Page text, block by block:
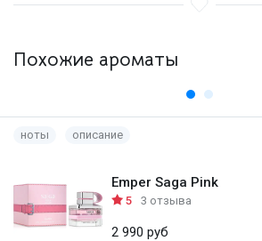
Похожие ароматы
ноты описание
Emper Saga Pink
5 3 отзыва
2 990 руб